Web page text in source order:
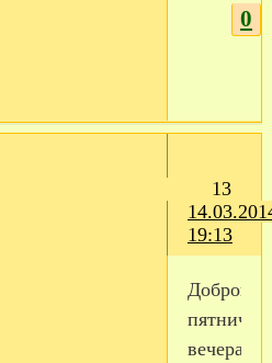
0
13
19:13
Доброго
вечера